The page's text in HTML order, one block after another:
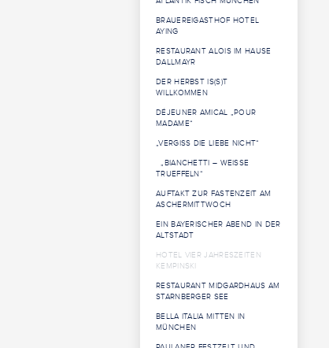
BRAUEREIGASTHOF HOTEL
AYING
RESTAURANT ALOIS IM HAUSE
DALLMAYR
DER HERBST IS(S)T
WILLKOMMEN
DÉJEUNER AMICAL „POUR
MADAME“
„VERGISS DIE LIEBE NICHT“
„BIANCHETTI – WEISSE
TRUEFFELN“
AUFTAKT ZUR FASTENZEIT AM
ASCHERMITTWOCH
EIN BAYERISCHER ABEND IN DER
ALTSTADT
HOTEL VIER JAHRESZEITEN
KEMPINSKI
RESTAURANT MIDGARDHAUS AM
STARNBERGER SEE
BELLA ITALIA MITTEN IN
MÜNCHEN